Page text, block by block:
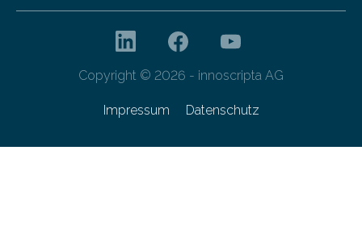
Copyright © 2026 - innoscripta AG
Impressum Datenschutz